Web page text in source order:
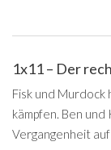
1x11 – Der
Fisk und Murdock
kämpfen. Ben
Vergangenheit auf